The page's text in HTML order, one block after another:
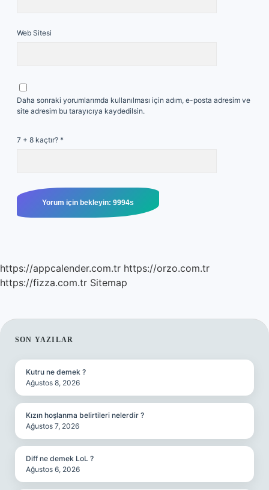
Web Sitesi
Daha sonraki yorumlarımda kullanılması için adım, e-posta adresim ve
site adresim bu tarayıcıya kaydedilsin.
7 + 8 kaçtır? *
https://appcalender.com.tr https://orzo.com.tr
https://fizza.com.tr Sitemap
SIDEBAR
SON YAZILAR
Kutru ne demek ?
Ağustos 8, 2026
Kızın hoşlanma belirtileri nelerdir ?
Ağustos 7, 2026
Diff ne demek LoL ?
Ağustos 6, 2026